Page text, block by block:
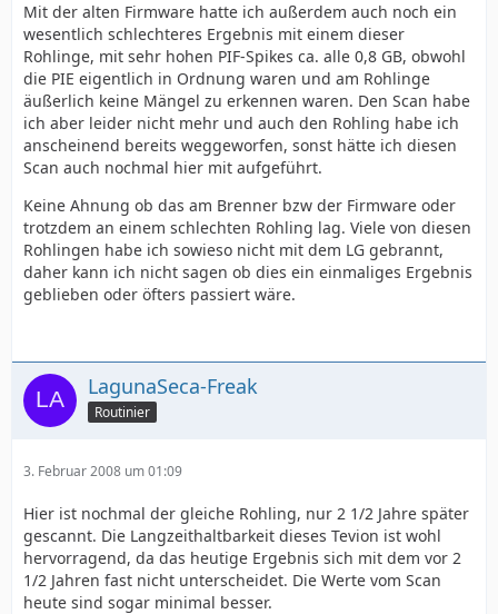
Mit der alten Firmware hatte ich außerdem auch noch ein
wesentlich schlechteres Ergebnis mit einem dieser
Rohlinge, mit sehr hohen PIF-Spikes ca. alle 0,8 GB, obwohl
die PIE eigentlich in Ordnung waren und am Rohlinge
äußerlich keine Mängel zu erkennen waren. Den Scan habe
ich aber leider nicht mehr und auch den Rohling habe ich
anscheinend bereits weggeworfen, sonst hätte ich diesen
Scan auch nochmal hier mit aufgeführt.
Keine Ahnung ob das am Brenner bzw der Firmware oder
trotzdem an einem schlechten Rohling lag. Viele von diesen
Rohlingen habe ich sowieso nicht mit dem LG gebrannt,
daher kann ich nicht sagen ob dies ein einmaliges Ergebnis
geblieben oder öfters passiert wäre.
LagunaSeca-Freak
Routinier
3. Februar 2008 um 01:09
Hier ist nochmal der gleiche Rohling, nur 2 1/2 Jahre später
gescannt. Die Langzeithaltbarkeit dieses Tevion ist wohl
hervorragend, da das heutige Ergebnis sich mit dem vor 2
1/2 Jahren fast nicht unterscheidet. Die Werte vom Scan
heute sind sogar minimal besser.